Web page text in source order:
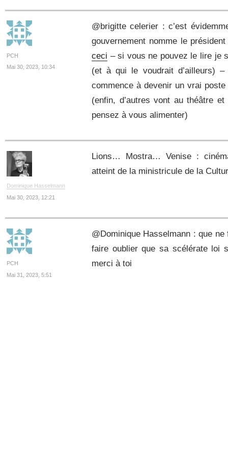
PCH
Mai 30, 2023, 10:34
@brigitte celerier : c’est
gouvernement nomme le
ceci – si vous ne pouvez le lire je
(et à qui le voudrait d’ailleurs)
commence à devenir un vrai
(enfin, d’autres vont au théâtre
pensez à vous alimenter)
Dominique Hasselmann
Mai 30, 2023, 12:21
Lions… Mostra… Venise :
atteint de la ministricule de la
PCH
Mai 31, 2023, 5:51
@Dominique Hasselmann : que
faire oublier que sa scélérate loi
merci à toi